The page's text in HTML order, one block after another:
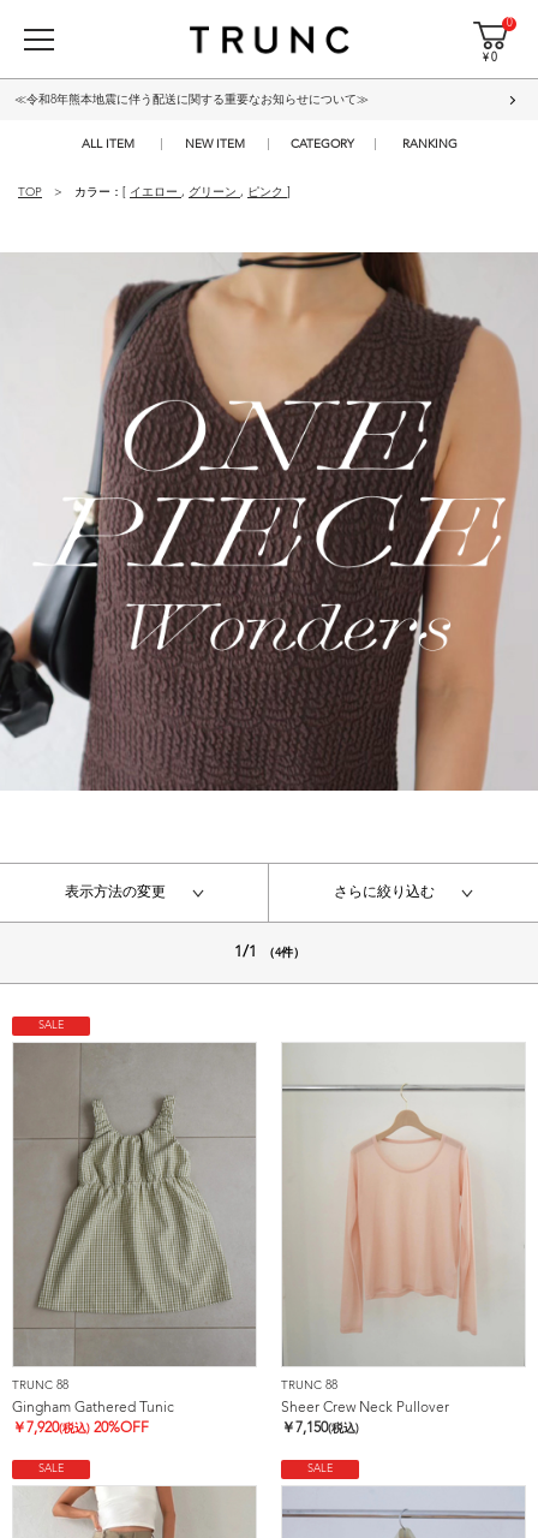
0
¥ 0
≪令和8年熊本地震に伴う配送に関する重要なお知らせについて≫
ALL ITEM NEW ITEM CATEGORY RANKING
TOP カラー：[ イエロー , グリーン , ピンク
表示方法の変更 さらに絞り込む
1/1 （4件）
SALE
TRUNC 88
Gingham Gathered Tunic
￥ 7,920(税込) 20%OFF
TRUNC 88
Sheer Crew Neck Pullover
￥ 7,150(税込)
SALE SALE